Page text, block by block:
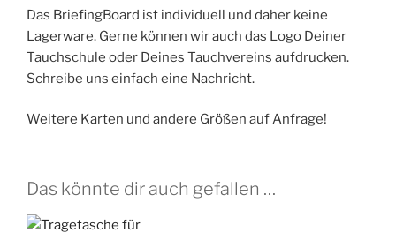
Das BriefingBoard ist individuell und daher keine
Lagerware. Gerne können wir auch das Logo Deiner
Tauchschule oder Deines Tauchvereins aufdrucken.
Schreibe uns einfach eine Nachricht.
Weitere Karten und andere Größen auf Anfrage!
Das könnte dir auch gefallen …